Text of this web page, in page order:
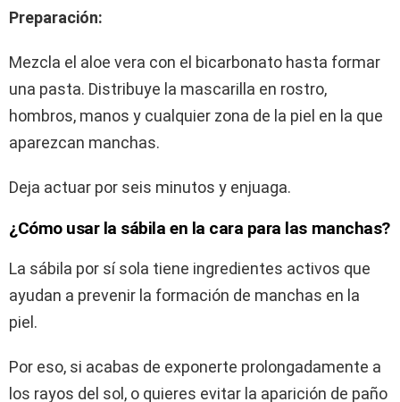
Preparación:
Mezcla el aloe vera con el bicarbonato hasta formar
una pasta. Distribuye la mascarilla en rostro,
hombros, manos y cualquier zona de la piel en la que
aparezcan manchas.
Deja actuar por seis minutos y enjuaga.
¿Cómo usar la sábila en la cara para las manchas?
La sábila por sí sola tiene ingredientes activos que
ayudan a prevenir la formación de manchas en la
piel.
Por eso, si acabas de exponerte prolongadamente a
los rayos del sol, o quieres evitar la aparición de paño